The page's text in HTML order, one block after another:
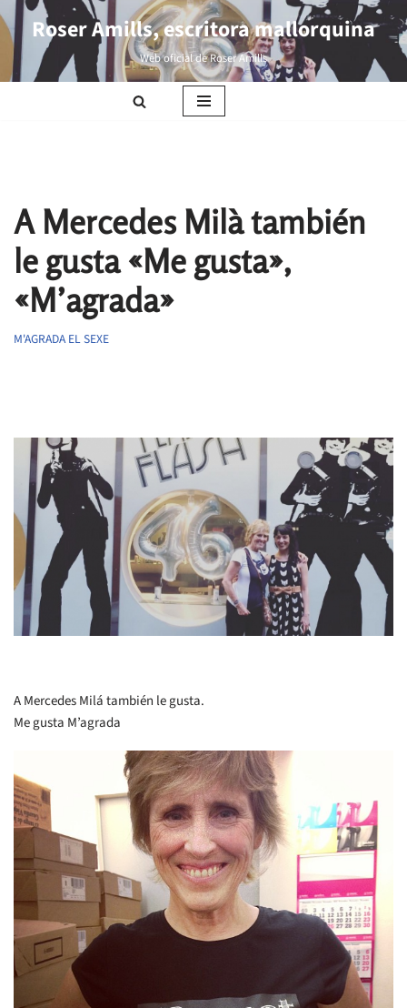
Saltar
al
Roser Amills, escritora mallorquina
Web oficial de Roser Amills
A Mercedes Milà también
le gusta «Me gusta»,
«M’agrada»
M'AGRADA EL SEXE
A Mercedes Milá también le gusta.
Me gusta M’agrada